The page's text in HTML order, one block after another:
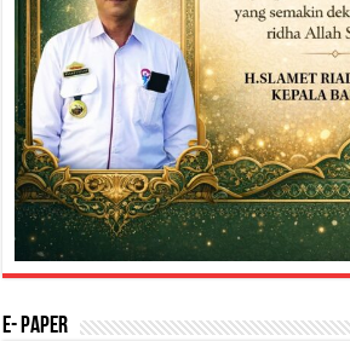
E- Paper